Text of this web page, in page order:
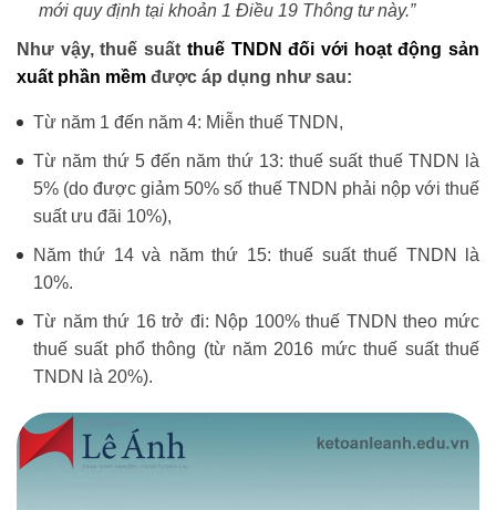
mới quy định tại khoản 1 Điều 19 Thông tư này.”
Như vậy, thuế suất thuế TNDN đối với hoạt động sản
xuất phần mềm được áp dụng như sau:
Từ năm 1 đến năm 4: Miễn thuế TNDN,
Từ năm thứ 5 đến năm thứ 13: thuế suất thuế TNDN là
5% (do được giảm 50% số thuế TNDN phải nộp với thuế
suất ưu đãi 10%),
Năm thứ 14 và năm thứ 15: thuế suất thuế TNDN là
10%.
Từ năm thứ 16 trở đi: Nộp 100% thuế TNDN theo mức
thuế suất phổ thông (từ năm 2016 mức thuế suất thuế
TNDN là 20%).